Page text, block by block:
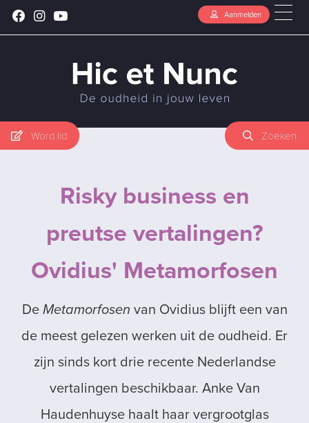
Aanmelden
Word lid Zoeken
Risky business en
preutse vertalingen?
Ovidius' Metamorfosen
DeMetamorfosen van Ovidius blijft een van
de meest gelezen werken uit de oudheid. Er
zijn sinds kort drie recente Nederlandse
vertalingen beschikbaar. Anke Van
Haudenhuyse haalt haar vergrootglas